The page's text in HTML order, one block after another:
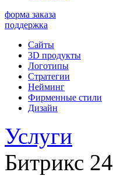
форма заказа
поддержка
Сайты
3D продукты
Логотипы
Стратегии
Нейминг
Фирменные стили
Дизайн
Услуги
Битрикс 24